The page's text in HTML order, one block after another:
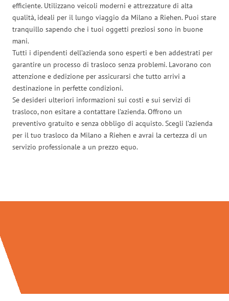
efficiente. Utilizzano veicoli moderni e attrezzature di alta
qualità, ideali per il lungo viaggio da Milano a Riehen. Puoi stare
tranquillo sapendo che i tuoi oggetti preziosi sono in buone
mani.
Tutti i dipendenti dell’azienda sono esperti e ben addestrati per
garantire un processo di trasloco senza problemi. Lavorano con
attenzione e dedizione per assicurarsi che tutto arrivi a
destinazione in perfette condizioni.
Se desideri ulteriori informazioni sui costi e sui servizi di
trasloco, non esitare a contattare l’azienda. Offrono un
preventivo gratuito e senza obbligo di acquisto. Scegli l’azienda
per il tuo trasloco da Milano a Riehen e avrai la certezza di un
servizio professionale a un prezzo equo.